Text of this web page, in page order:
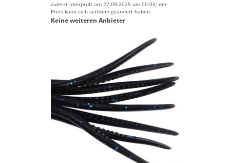
zuletzt überprüft am 27.09.2025 um 00:03; der
Preis kann sich seitdem geändert haben.
Keine weiteren Anbieter